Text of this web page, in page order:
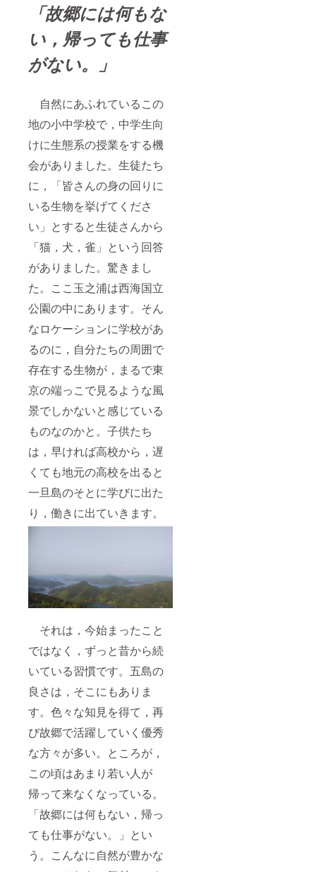
「故郷には何もな
い，帰っても仕事
がない。」
自然にあふれているこの
地の小中学校で，中学生向
けに生態系の授業をする機
会がありました。生徒たち
に，「皆さんの身の回りに
いる生物を挙げてくださ
い」とすると生徒さんから
「猫，犬，雀」という回答
がありました。驚きまし
た。ここ玉之浦は西海国立
公園の中にあります。そん
なロケーションに学校があ
るのに，自分たちの周囲で
存在する生物が，まるで東
京の端っこで見るような風
景でしかないと感じている
ものなのかと。子供たち
は，早ければ高校から，遅
くても地元の高校を出ると
一旦島のそとに学びに出た
り，働きに出ていきます。
それは，今始まったこと
ではなく，ずっと昔から続
いている習慣です。五島の
良さは，そこにもありま
す。色々な知見を得て，再
び故郷で活躍していく優秀
な方々が多い。ところが，
この頃はあまり若い人が
帰って来なくなっている。
「故郷には何もない，帰っ
ても仕事がない。」とい
う。こんなに自然が豊かな